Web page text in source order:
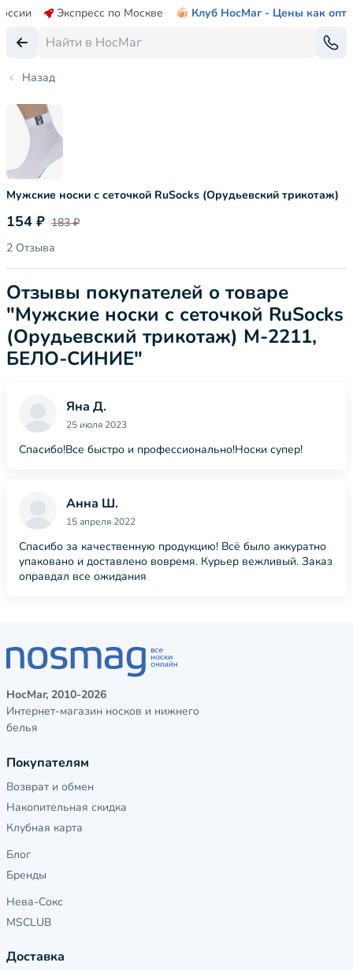
Экспресс по Москве Клуб НосМаг - Цены как опт
Назад
Мужские носки с сеточкой RuSocks (Орудьевский трикотаж)
154 ₽ 183 ₽
2 Отзыва
Отзывы покупателей о товаре
"Мужские носки с сеточкой RuSocks
(Орудьевский трикотаж) М-2211,
БЕЛО-СИНИЕ"
Яна Д.
25 июля 2023
Спасибо!Все быстро и профессионально!Носки супер!
Анна Ш.
15 апреля 2022
Спасибо за качественную продукцию! Всё было аккуратно
упаковано и доставлено вовремя. Курьер вежливый. Заказ
оправдал все ожидания
НосМаг, 2010-2026
Интернет-магазин носков и нижнего
белья
Покупателям
Возврат и обмен
Накопительная скидка
Клубная карта
Блог
Бренды
Нева-Сокс
MSCLUB
Доставка